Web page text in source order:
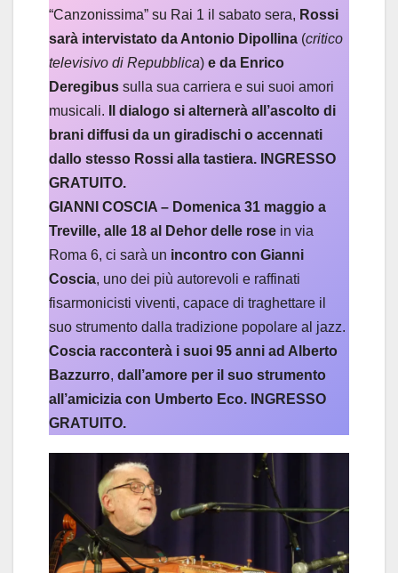
“Canzonissima” su Rai 1 il sabato sera, Rossi
sarà intervistato da Antonio Dipollina (critico
televisivo di Repubblica) e da Enrico
Deregibus sulla sua carriera e sui suoi amori
musicali.
Il dialogo si alternerà all’ascolto di
brani diffusi da un giradischi o accennati
dallo stesso Rossi alla tastiera. INGRESSO
GRATUITO.
GIANNI COSCIA – Domenica 31 maggio a
Treville, alle 18 al Dehor delle rose in via
Roma 6, ci sarà un incontro con Gianni
Coscia, uno dei più autorevoli e raffinati
fisarmonicisti viventi, capace di traghettare il
suo strumento dalla tradizione popolare al jazz.
Coscia racconterà i suoi 95 anni ad Alberto
Bazzurro, dall’amore per il suo strumento
all’amicizia con Umberto Eco. INGRESSO
GRATUITO.